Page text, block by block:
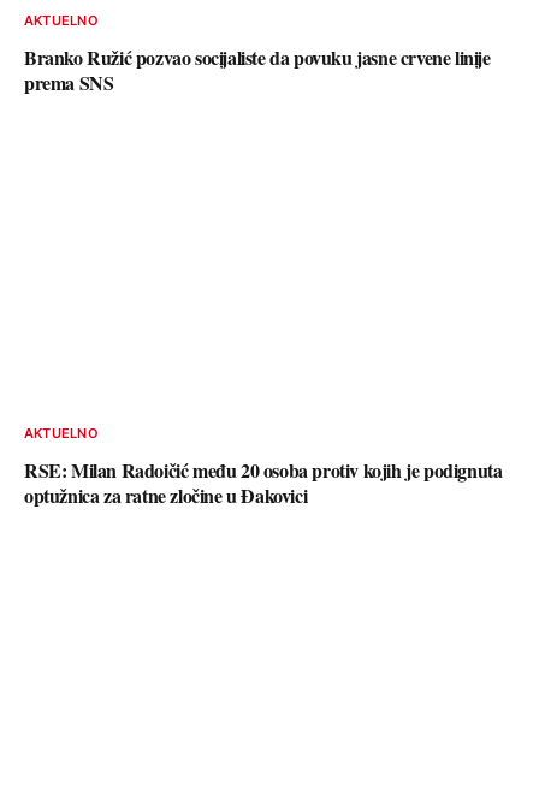
AKTUELNO
Branko Ružić pozvao socijaliste da povuku jasne crvene linije
prema SNS
AKTUELNO
RSE: Milan Radoičić među 20 osoba protiv kojih je podignuta
optužnica za ratne zločine u Đakovici